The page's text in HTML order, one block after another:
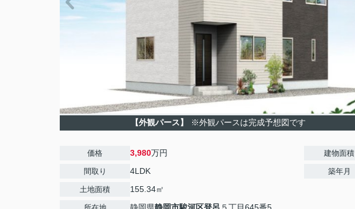
【外観パース】 ※外観パースは完成予想図です
価格 3,980万円
間取り 4LDK
土地面積 155.34㎡
建物面積
築年月